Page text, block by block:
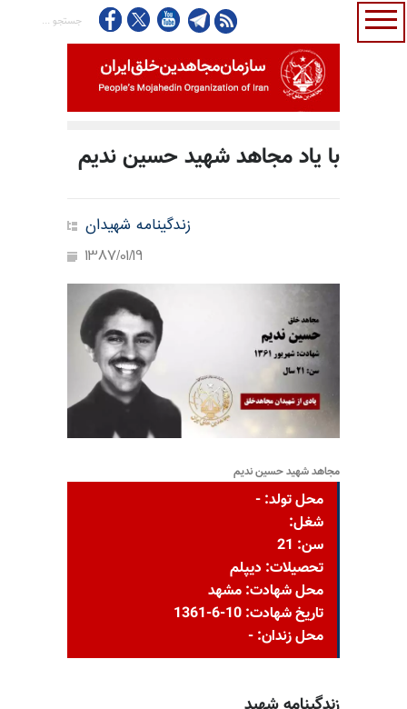
با یاد مجاهد شهید حسین ندیم
زندگینامه شهیدان
1387/01/19
مجاهد شهید حسین ندیم
محل تولد: -
شغل:
سن: 21
تحصیلات: دیپلم
محل شهادت: مشهد
تاریخ شهادت: 10-6-1361
محل زندان: -